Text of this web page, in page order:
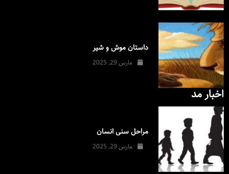
داستان موش و شیر
مارس 29, 2025
اخبار مد
مراحل سنی انسان
مارس 29, 2025